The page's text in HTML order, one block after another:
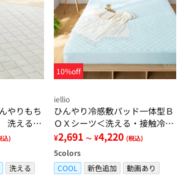
やりもち
洗えるラ
い・接触
ット＞
込)
洗える
10%off
iellio
ひんやり冷感敷パッド一体型Ｂ
ＯＸシーツ＜洗える・接触冷
感・抗菌防臭・時短・家事楽・
ボックスシーツ・寝苦しさ対策
＞
¥2,691 ～ ¥4,220 (税込)
5colors
COOL
新色追加
動画あり